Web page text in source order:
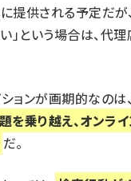
提供される予定だが、
」という場合は、代
ョンが画期的なのは
を乗り越え、オンラ
だ。